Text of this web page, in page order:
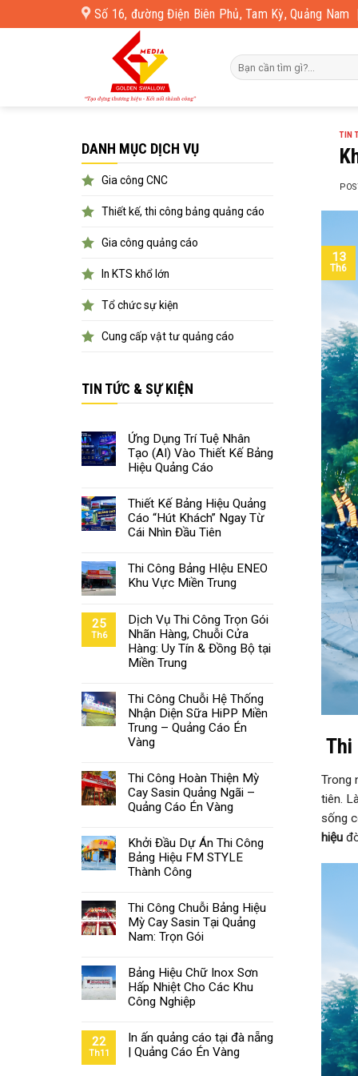
to
Số 16, đường Điện Biên Phủ, Tam Kỳ, Quảng Nam
DANH MỤC DỊCH VỤ
Gia công CNC
Thiết kế, thi công bảng quảng cáo
Gia công quảng cáo
In KTS khổ lớn
Tổ chức sự kiện
Cung cấp vật tư quảng cáo
TIN TỨC & SỰ KIỆN
Ứng Dụng Trí Tuệ Nhân
Tạo (AI) Vào Thiết Kế Bảng
Hiệu Quảng Cáo
Thiết Kế Bảng Hiệu Quảng
Cáo “Hút Khách” Ngay Từ
Cái Nhìn Đầu Tiên
Thi Công Bảng HIệu ENEO
Khu Vực Miền Trung
25
Th6
Dịch Vụ Thi Công Trọn Gói
Nhãn Hàng, Chuỗi Cửa
Hàng: Uy Tín & Đồng Bộ tại
Miền Trung
Thi Công Chuỗi Hệ Thống
Nhận Diện Sữa HiPP Miền
Trung – Quảng Cáo Én
Vàng
Thi Công Hoàn Thiện Mỳ
Cay Sasin Quảng Ngãi –
Quảng Cáo Én Vàng
Khởi Đầu Dự Án Thi Công
Bảng Hiệu FM STYLE
Thành Công
Thi Công Chuỗi Bảng Hiệu
Mỳ Cay Sasin Tại Quảng
Nam: Trọn Gói
Bảng Hiệu Chữ Inox Sơn
Hấp Nhiệt Cho Các Khu
Công Nghiệp
22
Th11
In ấn quảng cáo tại đà nẵng
| Quảng Cáo Én Vàng
TIN
13
Th6
Thi
Trong
tiên.
sống
hiệu